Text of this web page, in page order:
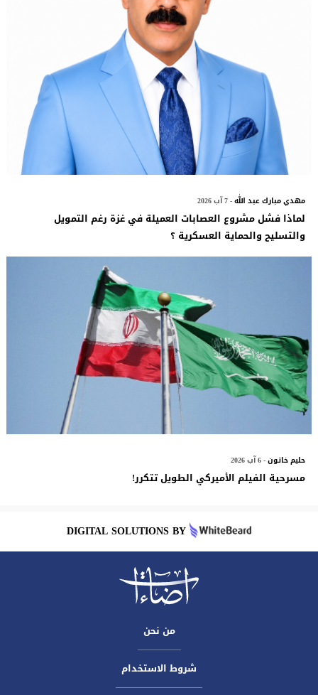
مهدي مبارك عبد الله- 7 آب 2026
لماذا فشل مشروع العصابات العميلة في غزة رغم التمويل
والتسليح والحماية العسكرية ؟
حليم خاتون- 6 آب 2026
مسرحية الفيلم الأميركي الطويل تتكرر!
DIGITAL SOLUTIONS BY
من نحن
شروط الاستخدام